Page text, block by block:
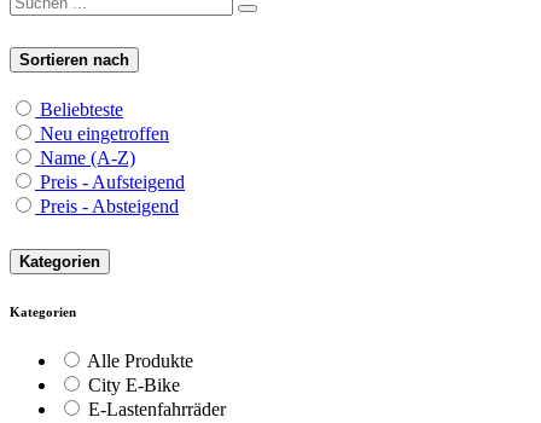
Sortieren nach
Beliebteste
Neu eingetroffen
Name (A-Z)
Preis - Aufsteigend
Preis - Absteigend
Kategorien
Kategorien
Alle Produkte
City E-Bike
E-Lastenfahrräder